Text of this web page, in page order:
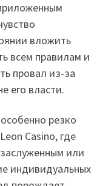
вложить
всем правилам и
провал из-за
его власти.
резко
Casino, где
или
индивидуальных